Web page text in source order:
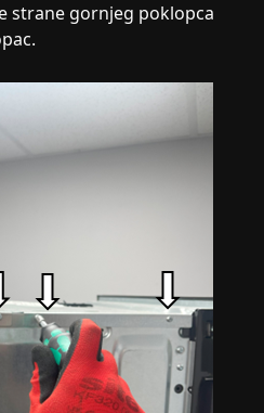
strane gornjeg poklopca